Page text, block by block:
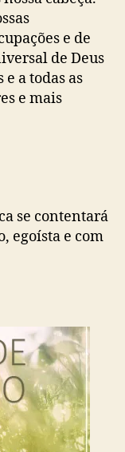
e de
de Deus
e a todas as
e mais
se contentará
egoísta e com